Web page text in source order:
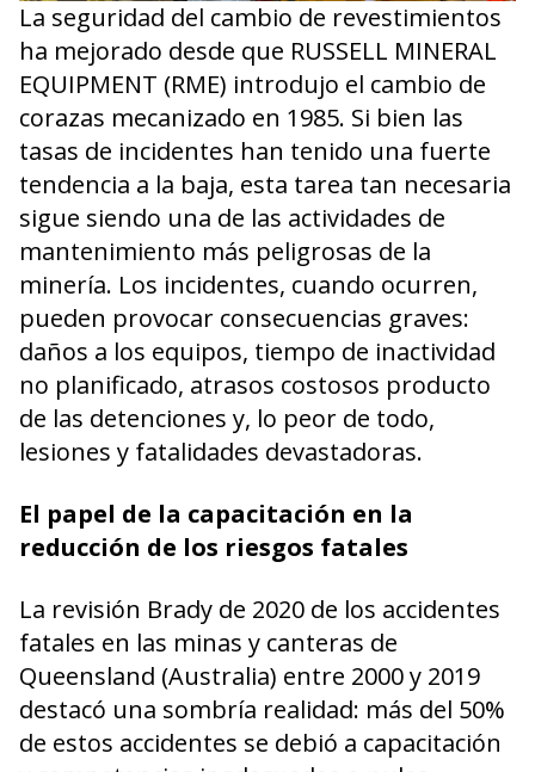
La seguridad del cambio de revestimientos
ha mejorado desde que RUSSELL MINERAL
EQUIPMENT (RME) introdujo el cambio de
corazas mecanizado en 1985. Si bien las
tasas de incidentes han tenido una fuerte
tendencia a la baja, esta tarea tan necesaria
sigue siendo una de las actividades de
mantenimiento más peligrosas de la
minería. Los incidentes, cuando ocurren,
pueden provocar consecuencias graves:
daños a los equipos, tiempo de inactividad
no planificado, atrasos costosos producto
de las detenciones y, lo peor de todo,
lesiones y fatalidades devastadoras.
El papel de la capacitación en la
reducción de los riesgos fatales
La revisión Brady de 2020 de los accidentes
fatales en las minas y canteras de
Queensland (Australia) entre 2000 y 2019
destacó una sombría realidad: más del 50%
de estos accidentes se debió a capacitación